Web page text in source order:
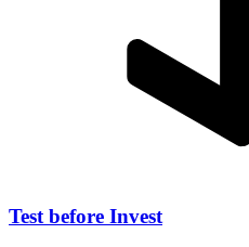
Test before Invest